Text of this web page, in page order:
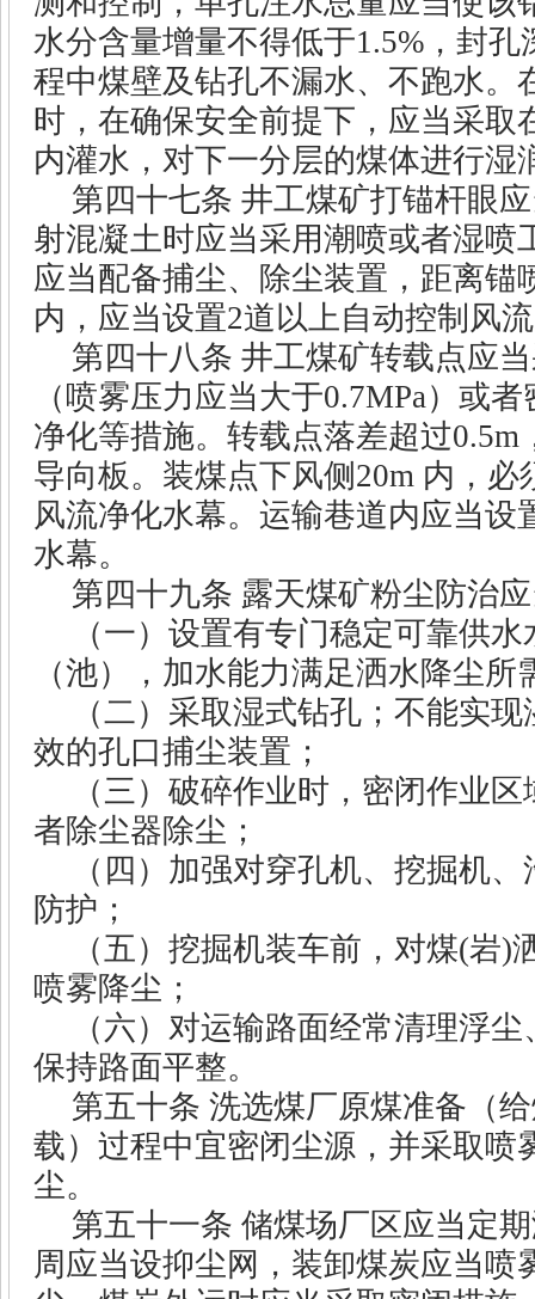
水分含量增量不得低于1.5% ，封
程中煤壁及钻孔不漏水、不跑水。
时，在确保安全前提下，应当采取
内灌水，对下一分层的煤体进行湿
第四十七条 井工煤矿打锚杆眼
射混凝土时应当采用潮喷或者湿喷
应当配备捕尘、除尘装置，距离锚
内，应当设置2道以上自动控制风
第四十八条 井工煤矿转载点应
（喷雾压力应当大于0.7MPa）或者
净化等措施。转载点落差超过0.5m
导向板。装煤点下风侧 20m 内，必
风流净化水幕。运输巷道内应当设
水幕。
第四十九条 露天煤矿粉尘防治
（一）设置有专门稳定可靠供
（池），加水能力满足洒水降尘
（二）采取湿式钻孔；不能实
效的孔口捕尘装置；
（三）破碎作业时，密闭作业
者除尘器除尘；
（四）加强对穿孔机、挖掘机
防护；
（五）挖掘机装车前，对煤(岩)
喷雾降尘；
（六）对运输路面经常清理浮
保持路面平整。
第五十条 洗选煤厂原煤准备（
载）过程中宜密闭尘源，并采取喷
尘。
第五十一条 储煤场厂区应当定
周应当设抑尘网，装卸煤炭应当喷